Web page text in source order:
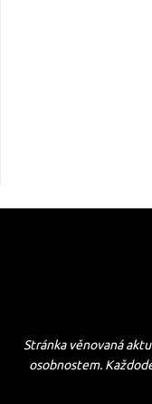
Stránka věnovaná
osobnostem.